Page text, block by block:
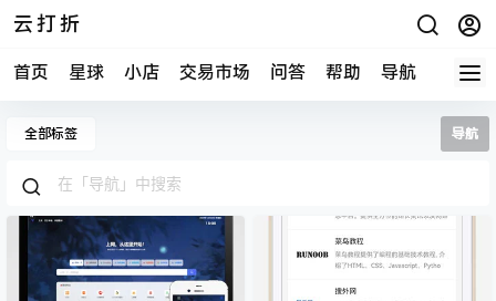
云打折
首页 星球 小店 交易市场 问答 帮助 导航 快报
全部标签 导航